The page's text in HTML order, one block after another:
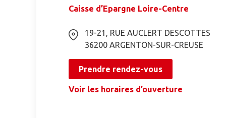
Caisse d’Epargne Loire-Centre
19-21, RUE AUCLERT DESCOTTES
36200 ARGENTON-SUR-CREUSE
Prendre rendez-vous
Voir les horaires d’ouverture